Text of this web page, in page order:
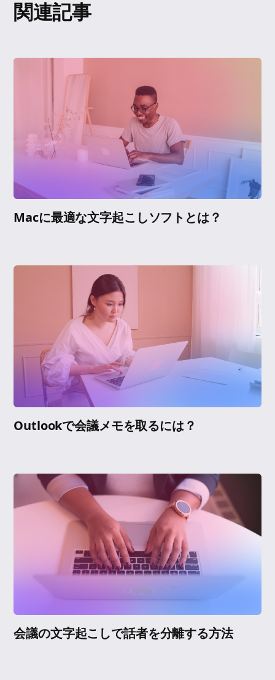
関連記事
Macに最適な文字起こしソフトとは？
Outlookで会議メモを取るには？
会議の文字起こしで話者を分離する方法